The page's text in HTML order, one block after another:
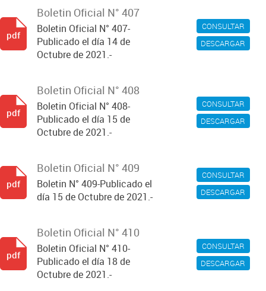
CONSULTAR
DESCARGAR
Boletin Oficial N° 407
Boletin Oficial N° 407-
Publicado el día 14 de
Octubre de 2021.-
pdf
CONSULTAR
DESCARGAR
Boletin Oficial N° 408
Boletin Oficial N° 408-
Publicado el día 15 de
Octubre de 2021.-
pdf
CONSULTAR
DESCARGAR
Boletin Oficial N° 409
Boletin N° 409-Publicado el
día 15 de Octubre de 2021.-
pdf
CONSULTAR
DESCARGAR
Boletin Oficial N° 410
Boletin Oficial N° 410-
Publicado el día 18 de
Octubre de 2021.-
pdf